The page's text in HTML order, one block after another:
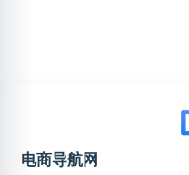
电商导航网